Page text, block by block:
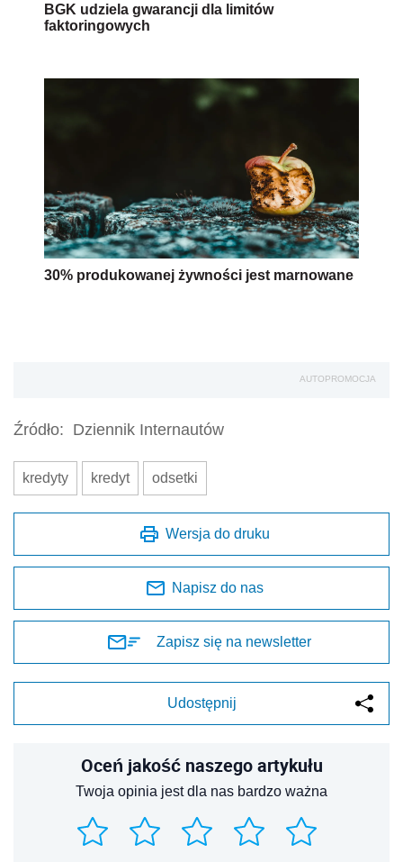
BGK udziela gwarancji dla limitów
faktoringowych
30% produkowanej żywności jest marnowane
AUTOPROMOCJA
Źródło: Dziennik Internautów
kredyty kredyt odsetki
Wersja do druku
Napisz do nas
Zapisz się na newsletter
Udostępnij
Oceń jakość naszego artykułu
Twoja opinia jest dla nas bardzo ważna